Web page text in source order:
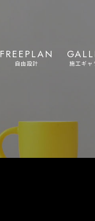
FREEPLAN
自由設計 施工ギャ